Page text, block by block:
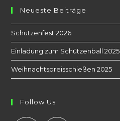
Neueste Beiträge
Schützenfest 2026
Einladung zum Schützenball 2025
Weihnachtspreisschießen 2025
Follow Us